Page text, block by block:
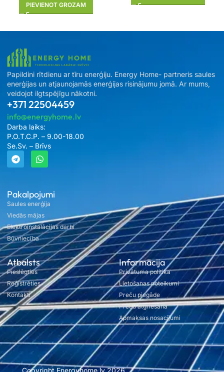
PIEVIENOT GROZAM
Pakalpojumi
Saules enerģija
Viedās mājas
Elektroinstalācijas darbi
Būvniecība
Atbalsts
Pieslēgties
Reģistrēties
Kontakti
Informācija
Privātuma politika
Lietošanas noteikumi
Preču piegāde
Preču atgriešana
Apmaksas nosacījumi
Papildini rītdienu ar tīru enerģiju. Energy Home- partneris saules
enerģijas un atjaunojamās enerģijas risinājumu jomā. Ar mums,
veidojot ilgtspējīgu nākotni.
+371 22504459
info@energyhome.lv
Darba laiks:
P.O.T.C.P. – 9.00-18.00
Se.Sv. – Brīvs